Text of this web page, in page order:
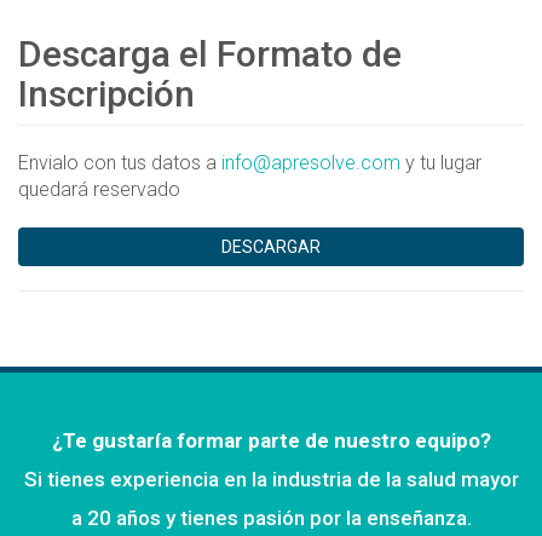
Descarga el Formato de
Inscripción
Envialo con tus datos a info@apresolve.com y tu lugar
quedará reservado
DESCARGAR
¿Te gustaría formar parte de nuestro equipo?
Si tienes experiencia en la industria de la salud mayor
a 20 años y tienes pasión por la enseñanza.